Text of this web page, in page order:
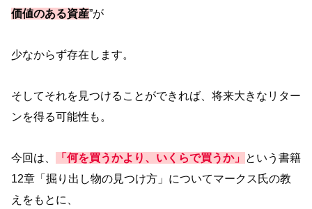
価値のある資産”が
少なからず存在します。
そしてそれを見つけることができれば、将来大きなリター
ンを得る可能性も。
今回は、 「何を買うかより、いくらで買うか」
という書籍
12章「掘り出し物の見つけ方」についてマークス氏の教
えをもとに、